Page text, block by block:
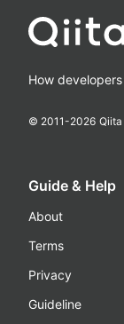
How
© 2011-2026 Qiita
Guide & Help
About
Terms
Privacy
Guideline